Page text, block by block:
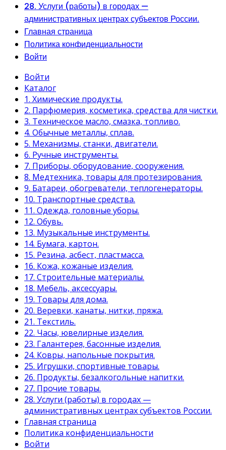
28. Услуги (работы) в городах —
административных центрах субъектов России.
Главная страница
Политика конфиденциальности
Войти
Войти
Каталог
1. Химические продукты.
2. Парфюмерия, косметика, средства для чистки.
3. Техническое масло, смазка, топливо.
4. Обычные металлы, сплав.
5. Механизмы, станки, двигатели.
6. Ручные инструменты.
7. Приборы, оборудование, сооружения.
8. Медтехника, товары для протезирования.
9. Батареи, обогреватели, теплогенераторы.
10. Транспортные средства.
11. Одежда, головные уборы.
12. Обувь.
13. Музыкальные инструменты.
14. Бумага, картон.
15. Резина, асбест, пластмасса.
16. Кожа, кожаные изделия.
17. Строительные материалы.
18. Мебель, аксессуары.
19. Товары для дома.
20. Веревки, канаты, нитки, пряжа.
21. Текстиль.
22. Часы, ювелирные изделия.
23. Галантерея, басонные изделия.
24. Ковры, напольные покрытия.
25. Игрушки, спортивные товары.
26. Продукты, безалкогольные напитки.
27. Прочие товары.
28. Услуги (работы) в городах —
административных центрах субъектов России.
Главная страница
Политика конфиденциальности
Войти